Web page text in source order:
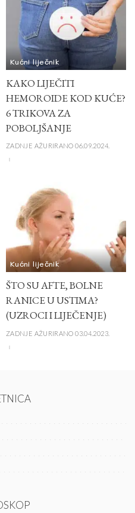
Kućni liječnik
KAKO LIJEČITI
HEMOROIDE KOD KUĆE?
6 TRIKOVA ZA
POBOLJŠANJE
ZADNJE AŽURIRANO 06.09.2024.
Kućni liječnik
ŠTO SU AFTE, BOLNE
RANICE U USTIMA?
(UZROCI I LIJEČENJE)
ZADNJE AŽURIRANO 03.04.2023.